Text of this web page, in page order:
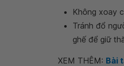
Không xoay
Tránh đổ
ghế để giữ
XEM THÊM: Bài